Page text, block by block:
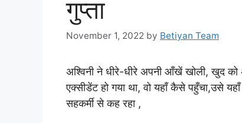
गुप्ता
November 1, 2022 by Betiyan Team
अश्विनी ने धीरे-धीरे अपनी आँखें खोली, खुद
एक्सीडेंट हो गया था, वो यहाँ कैसे पहुँचा,उसे
सहकर्मी से कह रहा ,